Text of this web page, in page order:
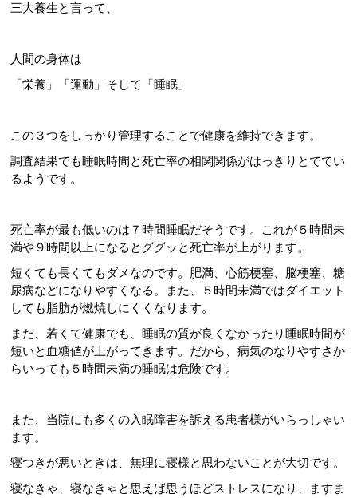
三大養生と言って、
人間の身体は
「栄養」「運動」そして「睡眠」
この３つをしっかり管理することで健康を維持できます。
調査結果でも睡眠時間と死亡率の相関関係がはっきりとでてい
るようです。
死亡率が最も低いのは７時間睡眠だそうです。これが５時間未
満や９時間以上になるとググッと死亡率が上がります。
短くても長くてもダメなのです。肥満、心筋梗塞、脳梗塞、糖
尿病などになりやすくなる。また、５時間未満ではダイエット
しても脂肪が燃焼しにくくなります。
また、若くて健康でも、睡眠の質が良くなかったり睡眠時間が
短いと血糖値が上がってきます。だから、病気のなりやすさか
らいっても５時間未満の睡眠は危険です。
また、当院にも多くの入眠障害を訴える患者様がいらっしゃい
ます。
寝つきが悪いときは、無理に寝様と思わないことが大切です。
寝なきゃ、寝なきゃと思えば思うほどストレスになり、ますま